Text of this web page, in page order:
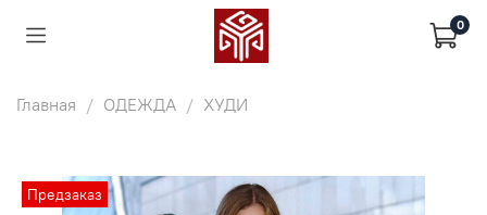
0
Главная ОДЕЖДА ХУДИ
Предзаказ